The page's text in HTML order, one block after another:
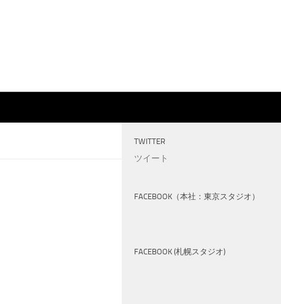
TWITTER
ツイート
FACEBOOK（本社：東京スタジオ）
FACEBOOK (札幌スタジオ)